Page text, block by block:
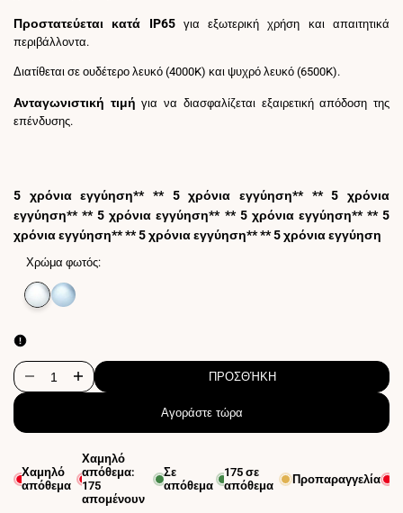
Προστατεύεται κατά IP65για εξωτερική χρήση και απαιτητικά
περιβάλλοντα.
Διατίθεται σε ουδέτερο λευκό (4000K) και ψυχρό λευκό (6500K).
Ανταγωνιστική τιμή για να διασφαλίζεται εξαιρετική απόδοση της
επένδυσης.
5 χρόνια εγγύηση** ** 5 χρόνια εγγύηση** ** 5 χρόνια
εγγύηση** ** 5 χρόνια εγγύηση** ** 5 χρόνια εγγύηση** ** 5
χρόνια εγγύηση** ** 5 χρόνια εγγύηση** ** 5 χρόνια εγγύηση
Χρώμα φωτός:
Εξαντλημένη
Ουδέτερο
4000K
Βιομηχανικό
Αύξηση
Βιομηχανικό
LED
ΠΡΟΣΘΉΚΗ
Αγοράστε τώρα
Χαμηλό
απόθεμα
Χαμηλό
απόθεμα:
175
απομένουν
Σε
απόθεμα
175 σε
απόθεμα
Προπαραγγελία